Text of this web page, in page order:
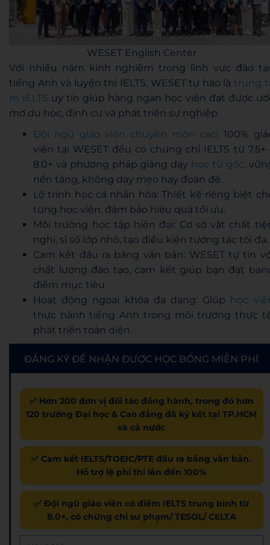
WESET English Center
Với nhiều năm kinh nghiệm trong lĩnh vực đào
tiếng Anh và luyện thi IELTS, WESET tự hào là trung
m IELTS uy tín giúp hàng ngàn học viên đạt được
mơ du học, định cư và phát triển sự nghiệp:
Đội ngũ giáo viên chuyên môn cao: 100%
viên tại WESET đều có chứng chỉ IELTS từ 7.5+
8.0+ và phương pháp giảng dạy học từ gốc,
nền tảng, không dạy mẹo hay đoán đề.
Lộ trình học cá nhân hóa: Thiết kế riêng biệt
từng học viên, đảm bảo hiệu quả tối ưu.
Môi trường học tập hiện đại: Cơ sở vật chất
nghi, sĩ số lớp nhỏ, tạo điều kiện tương tác tối đa.
Cam kết đầu ra bằng văn bản: WESET tự tin
chất lượng đào tạo, cam kết giúp bạn đạt
điểm mục tiêu.
Hoạt động ngoại khóa đa dạng: Giúp
học
thực hành tiếng Anh trong môi trường thực
phát triển toàn diện.
ĐĂNG KÝ ĐỂ NHẬN ĐƯỢC HỌC BỔNG MIỄN PHÍ
✅ Hơn 200 đơn vị đối tác đồng hành, trong đó hơn
120 trường Đại học & Cao đẳng đã ký kết tại TP.HCM
và cả nước
✅ Cam kết IELTS/TOEIC/PTE đầu ra bằng văn bản.
Hỗ trợ lệ phí thi lên đến 100%
✅ Đội ngũ giáo viên có điểm IELTS trung bình từ
8.0+, có chứng chỉ sư phạm/ TESOL/ CELTA